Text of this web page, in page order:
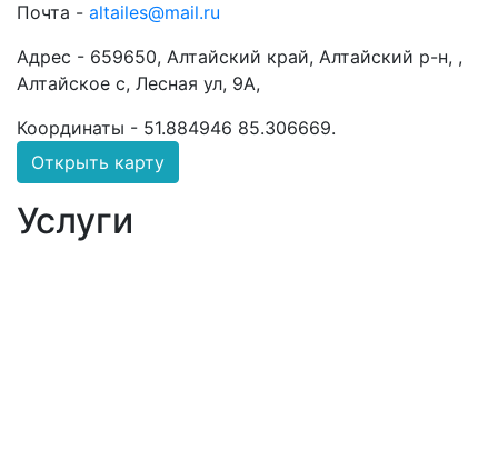
Почта - altailes@mail.ru
Адрес - 659650, Алтайский край, Алтайский р-н, ,
Алтайское с, Лесная ул, 9А,
Координаты - 51.884946 85.306669.
Открыть карту
Услуги